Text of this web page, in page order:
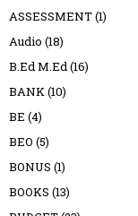
ASSESSMENT(1)
Audio (18)
B.Ed M.Ed(16)
BANK(10)
BE (4)
BEO (5)
BONUS (1)
BOOKS (13)